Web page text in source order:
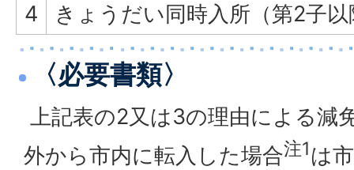
4
きょうだい同時入所（第2子以
〈必要書類〉
上記表の2又は3の理由による減
外から市内に転入した場合注1は